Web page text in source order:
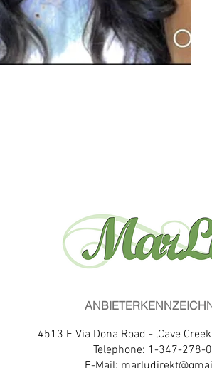
4513 E Via Dona Road - ,Cave
Telephone: 1-347-278-